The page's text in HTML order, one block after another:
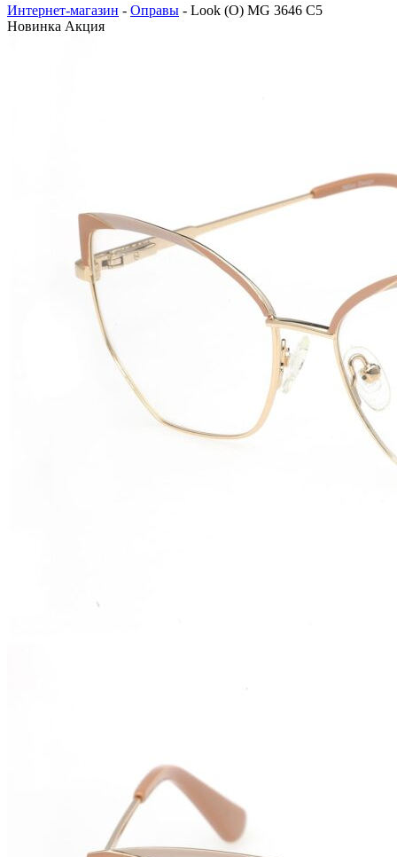
Интернет-магазин - Оправы - Look (O) MG 3646 C5
Новинка Акция